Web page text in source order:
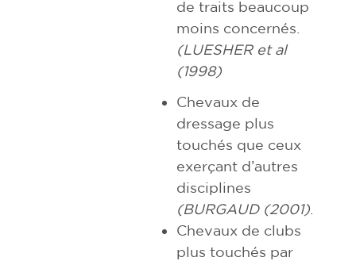
de traits beaucoup
moins concernés.
(LUESHER et al
(1998)
Chevaux de
dressage plus
touchés que ceux
exerçant d’autres
disciplines
(BURGAUD (2001)
Chevaux de clubs
plus touchés par